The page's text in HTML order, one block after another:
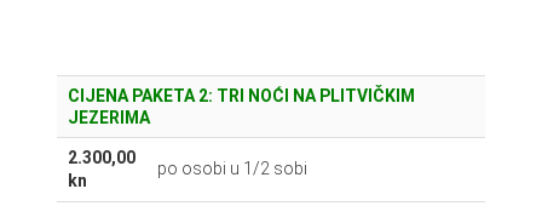
CIJENA PAKETA 2: TRI NOĆI NA PLITVIČKIM
JEZERIMA
2.300,00
kn
po osobi u 1/2 sobi